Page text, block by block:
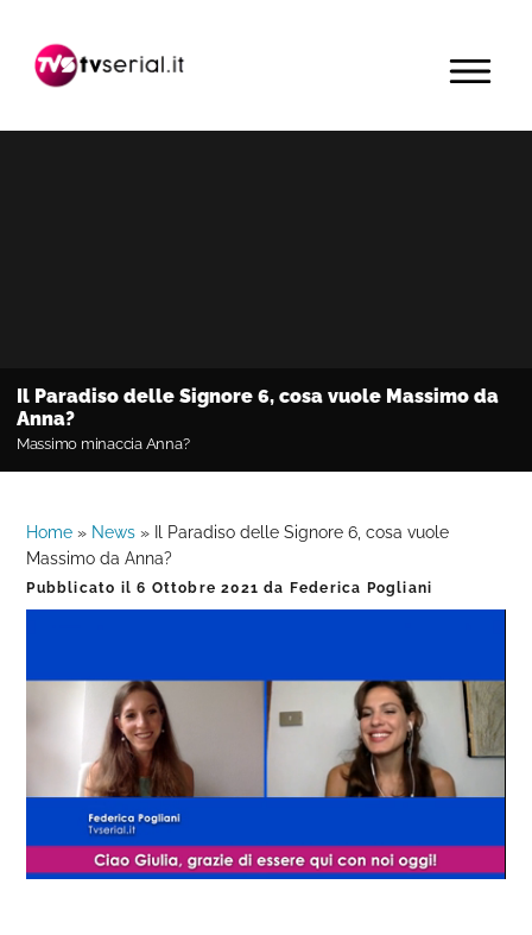
navigazione
contenuto
barra
primaria
MENU
Il Paradiso delle Signore 6, cosa vuole Massimo da
Anna?
Massimo minaccia Anna?
Home » News »
Il Paradiso delle Signore 6, cosa vuole
Massimo da Anna?
Pubblicato il6 Ottobre 2021 da Federica Pogliani
Unmute
Loaded:
0%
Progress:
0%